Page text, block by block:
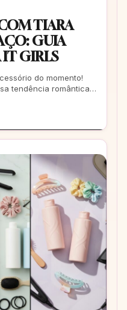
TIARA
GUIA
GIRLS
do momento!
tendência romântica e